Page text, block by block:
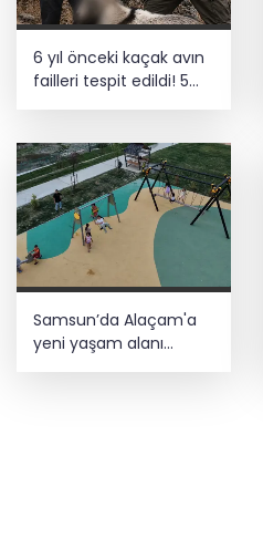
6 yıl önceki kaçak avın
failleri tespit edildi! 5
yaban keçisi için ceza
Samsun’da Alaçam'a
yeni yaşam alanı